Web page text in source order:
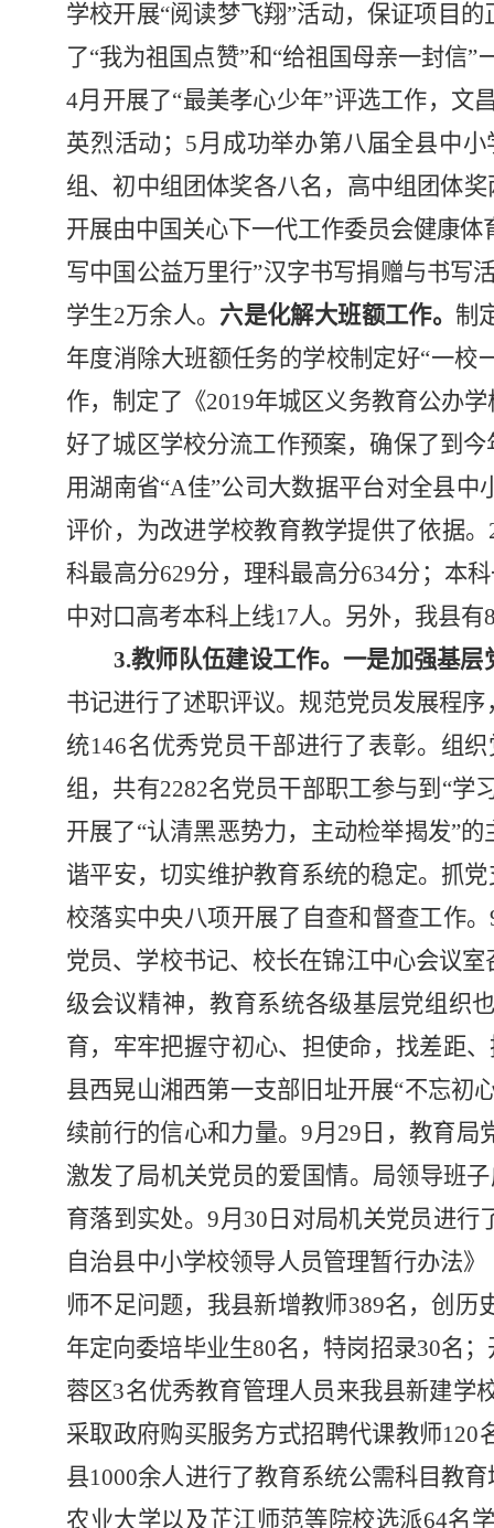
学校开展“阅读梦飞翔”活动，保证项目
了“我为祖国点赞”和“给祖国母亲一封信
4月开展了“最美孝心少年”评选工作，文
英烈活动；5月成功举办第八届全县中
组、初中组团体奖各八名，高中组团体
开展由中国关心下一代工作委员会健康
写中国公益万里行”汉字书写捐赠与书写
学生2万余人。 六是化解大班额工作。 制
年度消除大班额任务的学校制定好“一校
作，制定了《2019年城区义务教育公办
好了城区学校分流工作预案，确保了到
用湖南省“A佳”公司大数据平台对全县
评价，为改进学校教育教学提供了依据
科最高分629分，理科最高分634分；本
中对口高考本科上线17人。 另外，我县有
3.教师队伍建设工作。 一是加强基层
书记进行了述职评议。规范党员发展程
统146名优秀党员干部进行了表彰。组
组，共有2282名党员干部职工参与到“学
开展了“认清黑恶势力，主动检举揭发”
谐平安，切实维护教育系统的稳定。抓
校落实中央八项开展了自查和督查工作
党员、学校书记、校长在锦江中心会议
级会议精神，教育系统各级基层党组织
育，牢牢把握守初心、担使命，找差距
县西晃山湘西第一支部旧址开展“不忘初
续前行的信心和力量。9月29日，教育
激发了局机关党员的爱国情。局领导班
育落到实处。9月30日对局机关党员进行
自治县中小学校领导人员管理暂行办法
师不足问题，我县新增教师389名，创历
年定向委培毕业生80名，特岗招录30名
蓉区3名优秀教育管理人员来我县新建学
采取政府购买服务方式招聘代课教师
县1000余人进行了教育系统公需科目教
农业大学以及芷江师范等院校选派64名